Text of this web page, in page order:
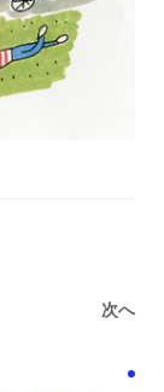
次へ